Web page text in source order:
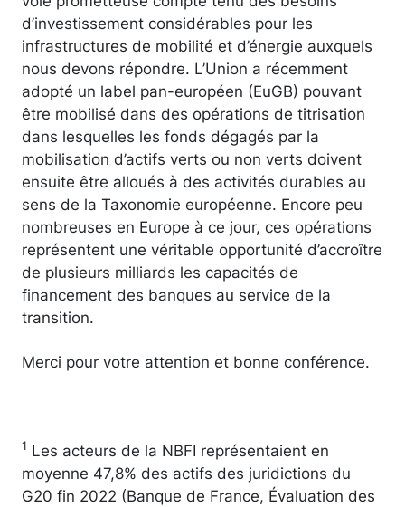
d’investissement considérables pour les
infrastructures de mobilité et d’énergie auxquels
nous devons répondre. L’Union a récemment
adopté un label pan-européen (EuGB) pouvant
être mobilisé dans des opérations de titrisation
dans lesquelles les fonds dégagés par la
mobilisation d’actifs verts ou non verts doivent
ensuite être alloués à des activités durables au
sens de la Taxonomie européenne. Encore peu
nombreuses en Europe à ce jour, ces opérations
représentent une véritable opportunité d’accroître
de plusieurs milliards les capacités de
financement des banques au service de la
transition.
Merci pour votre attention et bonne conférence.
1 Les acteurs de la NBFI représentaient en
moyenne 47,8% des actifs des juridictions du
G20 fin 2022 (Banque de France, Évaluation des